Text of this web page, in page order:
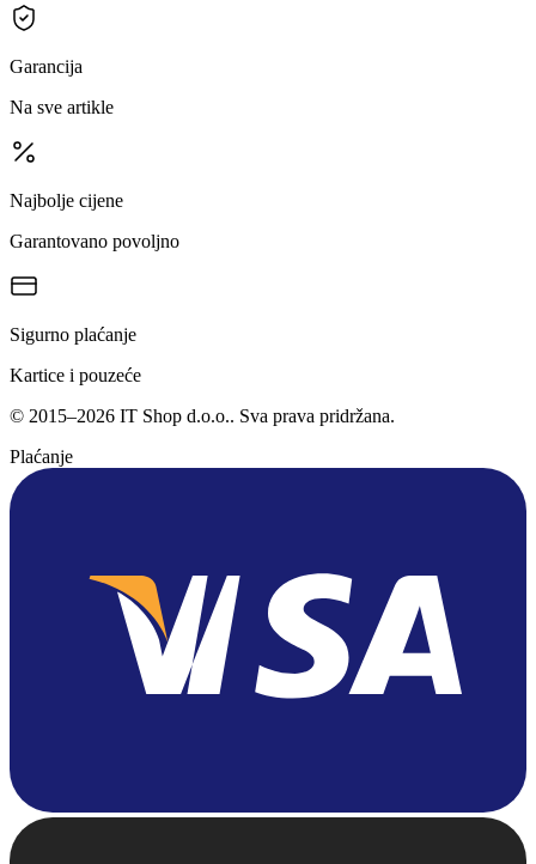
Garancija
Na sve artikle
Najbolje cijene
Garantovano povoljno
Sigurno plaćanje
Kartice i pouzeće
© 2015–2026 IT Shop d.o.o.. Sva prava pridržana.
Plaćanje